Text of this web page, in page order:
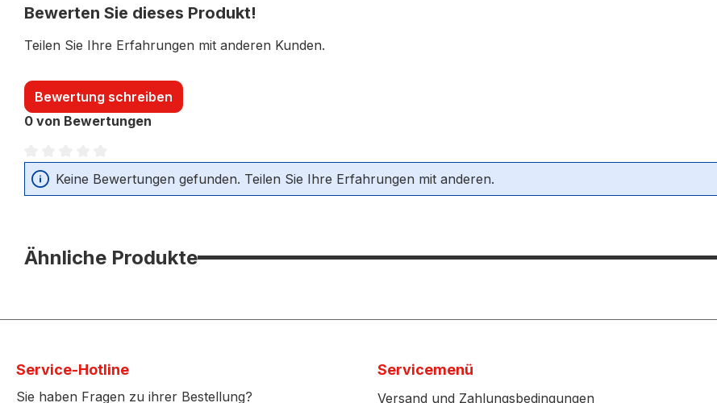
Bewerten Sie dieses Produkt!
Teilen Sie Ihre Erfahrungen mit anderen Kunden.
Bewertung schreiben
0 von Bewertungen
Durchschnittliche Bewertung von 0 von 5 Sternen
Keine Bewertungen gefunden. Teilen Sie Ihre Erfahrungen mit anderen.
Ähnliche Produkte
Service-Hotline
Sie haben Fragen zu ihrer Bestellung?
Servicemenü
Versand und Zahlungsbedingungen